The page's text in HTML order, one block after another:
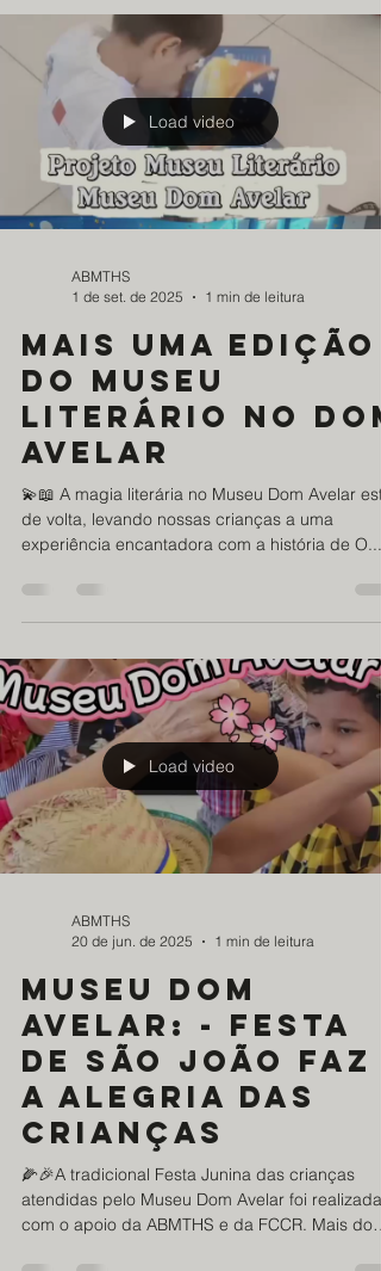
a metodologia das Estações Literárias, os
participantes foram convidados a ir além da
leitura e da escuta, tornando-se protagonistas
história por meio de dramatizações e
experiências lúdicas que estimularam a
criatividade, a imaginação e o ap
Load video
1 de set. de 2025
1 min de leitura
Mais uma edição
do Museu
Literário no
Avelar
💫📖 A magia literária no Museu Dom Avelar está
Load video
20 de jun. de 2025
1 min de leitura
museu dom
avelar: - Festa
de São João faz
a alegria das
crianças
🌽🎉A tradicional Festa Junina das crianças